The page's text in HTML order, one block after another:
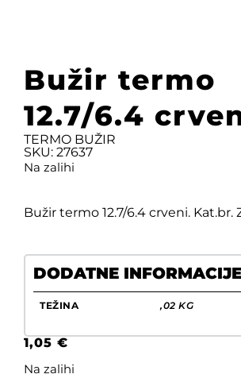
Bužir termo
12.7/6.4
TERMO BUŽIR
SKU: 27637
Na zalihi
Bužir termo 12.7/6.4 crveni. Kat.br.
DODATNE INFORMACIJE
TEŽINA ,02 KG
1,05 €
Na zalihi